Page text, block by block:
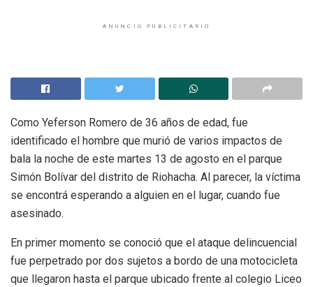
ANUNCIO PUBLICITARIO
Como Yeferson Romero de 36 años de edad, fue
identificado el hombre que murió de varios impactos de
bala la noche de este martes 13 de agosto en el parque
Simón Bolívar del distrito de Riohacha. Al parecer, la víctima
se encontrá esperando a alguien en el lugar, cuando fue
asesinado.
En primer momento se conoció que el ataque delincuencial
fue perpetrado por dos sujetos a bordo de una motocicleta
que llegaron hasta el parque ubicado frente al colegio Liceo